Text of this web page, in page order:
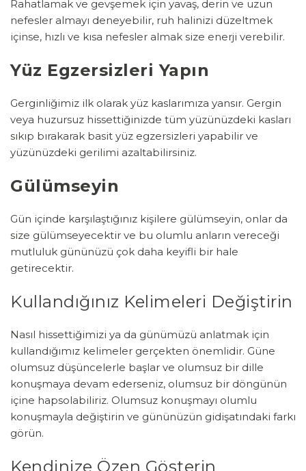
Rahatlamak ve gevşemek için yavaş, derin ve uzun
nefesler almayı deneyebilir, ruh halinizi düzeltmek
içinse, hızlı ve kısa nefesler almak size enerji verebilir.
Yüz Egzersizleri Yapın
Gerginliğimiz ilk olarak yüz kaslarımıza yansır. Gergin
veya huzursuz hissettiğinizde tüm yüzünüzdeki kasları
sıkıp bırakarak basit yüz egzersizleri yapabilir ve
yüzünüzdeki gerilimi azaltabilirsiniz.
Gülümseyin
Gün içinde karşılaştığınız kişilere gülümseyin, onlar da
size gülümseyecektir ve bu olumlu anların vereceği
mutluluk gününüzü çok daha keyifli bir hale
getirecektir.
Kullandığınız Kelimeleri Değiştirin
Nasıl hissettiğimizi ya da günümüzü anlatmak için
kullandığımız kelimeler gerçekten önemlidir. Güne
olumsuz düşüncelerle başlar ve olumsuz bir dille
konuşmaya devam ederseniz, olumsuz bir döngünün
içine hapsolabiliriz. Olumsuz konuşmayı olumlu
konuşmayla değiştirin ve gününüzün gidişatındaki farkı
görün.
Kendinize Özen Gösterin